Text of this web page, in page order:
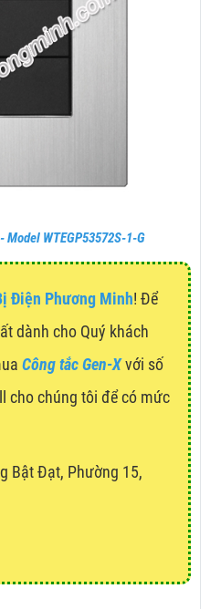
Model WTEGP53572S-1-G
Điện Phương Minh! Để
dành cho Quý khách
Công tắc Gen-Xvới số
cho chúng tôi để có mức
Bật Đạt, Phường 15,